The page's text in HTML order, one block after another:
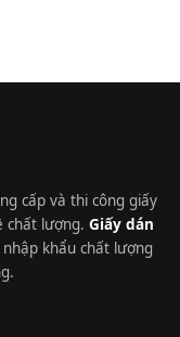
cấp và thi công giấy
chất lượng. Giấy dán
khẩu chất lượng